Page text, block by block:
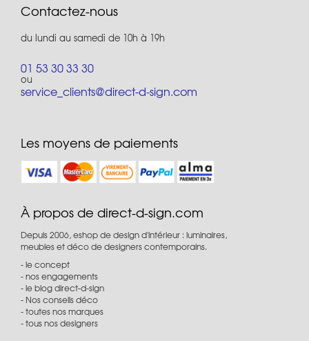
Contactez-nous
du lundi au samedi de 10h à 19h
01 53 30 33 30
ou
service_clients@direct-d-sign.com
Les moyens de paiements
À propos de direct-d-sign.com
Depuis 2006, eshop de design d'intérieur : luminaires,
meubles et déco de designers contemporains.
le concept
nos engagements
le blog direct-d-sign
Nos conseils déco
toutes nos marques
tous nos designers